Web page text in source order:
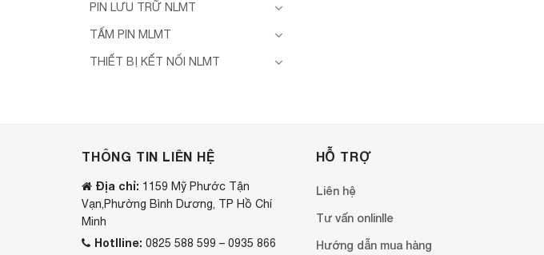
PIN LƯU TRỮ NLMT
TẤM PIN MLMT
THIẾT BỊ KẾT NỐI NLMT
THÔNG TIN LIÊN HỆ
Địa chỉ: 1159 Mỹ Phước Tận
Vạn,Phường Bình Dương, TP Hồ Chí
Minh
Hotlline: 0825 588 599 – 0935 866
HỖ TRỢ
Liên hệ
Tư vấn onlinlle
Hướng dẫn mua hàng